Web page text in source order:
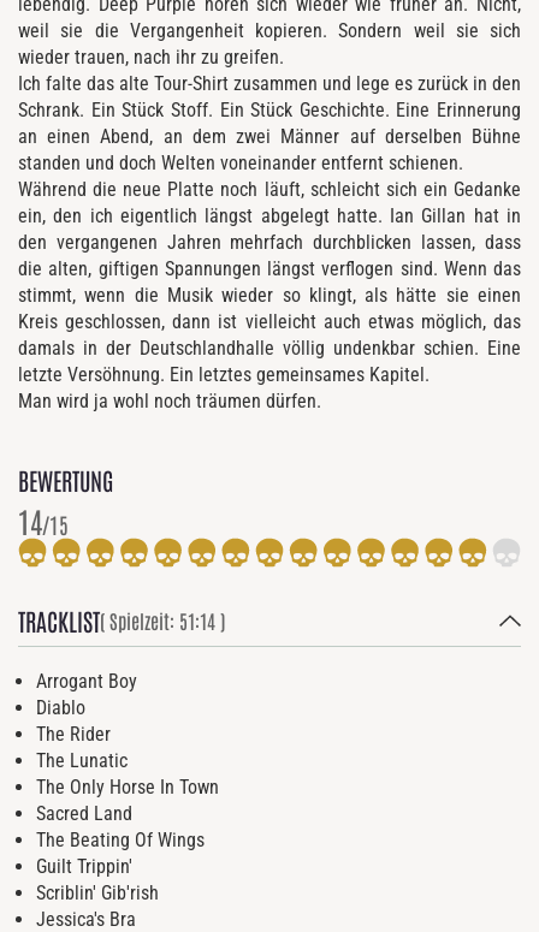
weil sie die Vergangenheit kopieren. Sondern weil sie sich
wieder trauen, nach ihr zu greifen.
Ich falte das alte Tour-Shirt zusammen und lege es zurück in den
Schrank. Ein Stück Stoff. Ein Stück Geschichte. Eine Erinnerung
an einen Abend, an dem zwei Männer auf derselben Bühne
standen und doch Welten voneinander entfernt schienen.
Während die neue Platte noch läuft, schleicht sich ein Gedanke
ein, den ich eigentlich längst abgelegt hatte. Ian Gillan hat in
den vergangenen Jahren mehrfach durchblicken lassen, dass
die alten, giftigen Spannungen längst verflogen sind. Wenn das
stimmt, wenn die Musik wieder so klingt, als hätte sie einen
Kreis geschlossen, dann ist vielleicht auch etwas möglich, das
damals in der Deutschlandhalle völlig undenkbar schien. Eine
letzte Versöhnung. Ein letztes gemeinsames Kapitel.
Man wird ja wohl noch träumen dürfen.
BEWERTUNG
14/15
TRACKLIST( Spielzeit: 51:14 )
Arrogant Boy
Diablo
The Rider
The Lunatic
The Only Horse In Town
Sacred Land
The Beating Of Wings
Guilt Trippin'
Scriblin' Gib'rish
Jessica's Bra